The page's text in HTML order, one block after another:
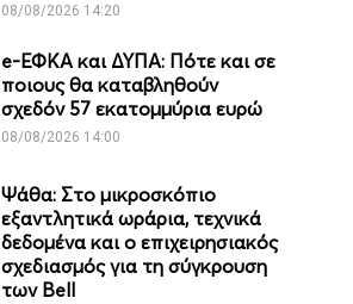
08/08/2026 14:20
e-ΕΦΚΑ και ΔΥΠΑ: Πότε και σε
ποιους θα καταβληθούν
σχεδόν 57 εκατομμύρια ευρώ
08/08/2026 14:00
Ψάθα: Στο μικροσκόπιο
εξαντλητικά ωράρια, τεχνικά
δεδομένα και ο επιχειρησιακός
σχεδιασμός για τη σύγκρουση
των Bell